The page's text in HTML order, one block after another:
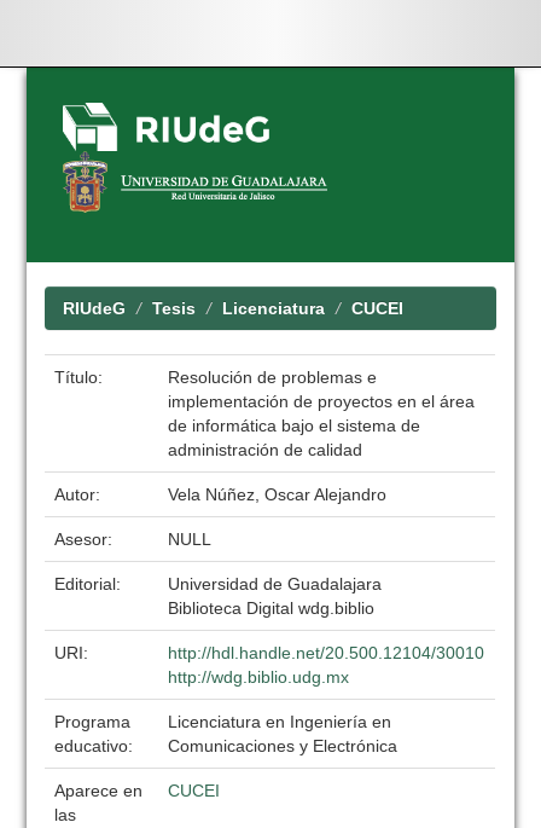
Skip
navigation
RIUdeG Tesis Licenciatura CUCEI
Título:
Resolución de problemas e
implementación de proyectos en el área
de informática bajo el sistema de
administración de calidad
Autor: Vela Núñez, Oscar Alejandro
Asesor: NULL
Editorial:
Universidad de Guadalajara
Biblioteca Digital wdg.biblio
URI:
http://hdl.handle.net/20.500.12104/30010
http://wdg.biblio.udg.mx
Programa
educativo:
Licenciatura en Ingeniería en
Comunicaciones y Electrónica
Aparece en
las
CUCEI